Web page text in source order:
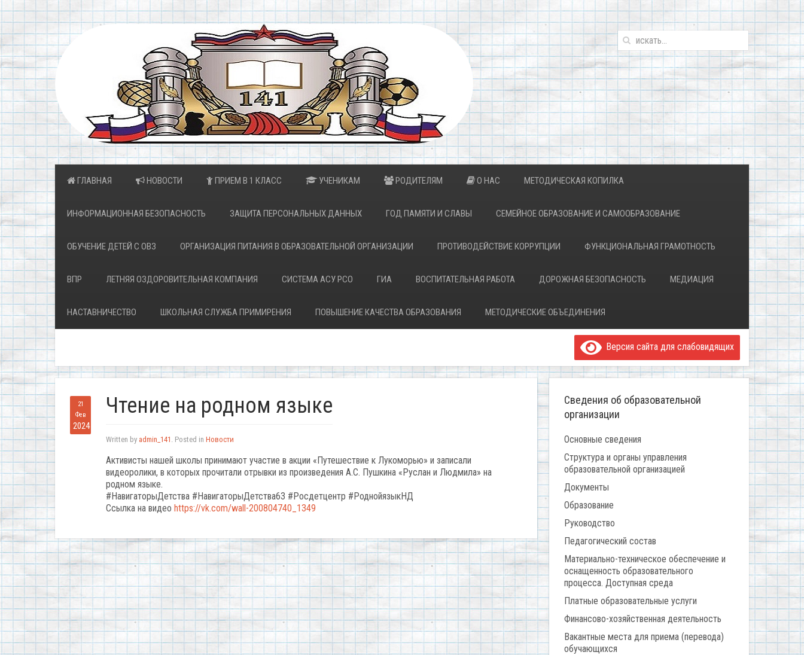
ГЛАВНАЯ НОВОСТИ ПРИЕМ В 1 КЛАСС УЧЕНИКАМ РОДИТЕЛЯМ О НАС МЕТОДИЧЕСКАЯ КОПИЛКА
ИНФОРМАЦИОННАЯ БЕЗОПАСНОСТЬ ЗАЩИТА ПЕРСОНАЛЬНЫХ ДАННЫХ ГОД ПАМЯТИ И СЛАВЫ СЕМЕЙНОЕ ОБРАЗОВАНИЕ И САМООБРАЗОВАНИЕ
ОБУЧЕНИЕ ДЕТЕЙ С ОВЗ ОРГАНИЗАЦИЯ ПИТАНИЯ В ОБРАЗОВАТЕЛЬНОЙ ОРГАНИЗАЦИИ ПРОТИВОДЕЙСТВИЕ КОРРУПЦИИ ФУНКЦИОНАЛЬНАЯ ГРАМОТНОСТЬ
ВПР ЛЕТНЯЯ ОЗДОРОВИТЕЛЬНАЯ КОМПАНИЯ СИСТЕМА АСУ РСО ГИА ВОСПИТАТЕЛЬНАЯ РАБОТА ДОРОЖНАЯ БЕЗОПАСНОСТЬ МЕДИАЦИЯ
НАСТАВНИЧЕСТВО ШКОЛЬНАЯ СЛУЖБА ПРИМИРЕНИЯ ПОВЫШЕНИЕ КАЧЕСТВА ОБРАЗОВАНИЯ МЕТОДИЧЕСКИЕ ОБЪЕДИНЕНИЯ
Версия сайта для слабовидящих
21
Фев
2024
Чтение на родном языке
Written by admin_141 . Posted in Новости
Активисты нашей школы принимают участие в акции «Путешествие к Лукоморью» и записали
видеоролики, в которых прочитали отрывки из произведения А.С. Пушкина «Руслан и Людмила» на
родном языке.
#НавигаторыДетства #НавигаторыДетства63 #Росдетцентр #РоднойязыкНД
Ссылка на видео https://vk.com/wall-200804740_1349
Сведения об образовательной
организации
Основные сведения
Структура и органы управления
образовательной организацией
Документы
Образование
Руководство
Педагогический состав
Материально-техническое обеспечение и
оснащенность образовательного
процесса. Доступная среда
Платные образовательные услуги
Финансово-хозяйственная деятельность
Вакантные места для приема (перевода)
обучающихся